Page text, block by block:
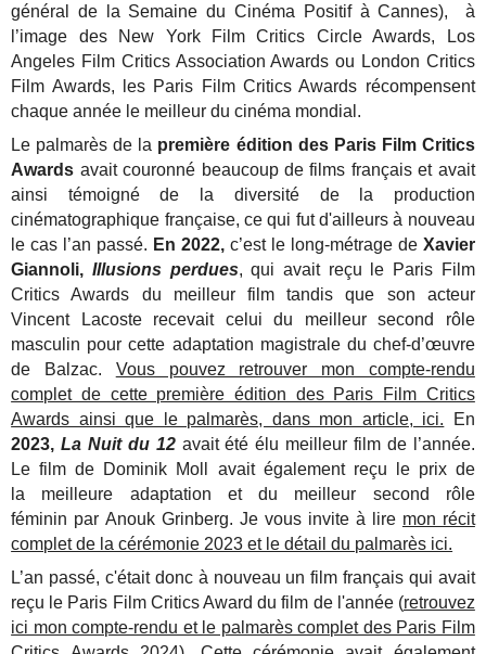
général de la Semaine du Cinéma Positif à Cannes), à
l’image des New York Film Critics Circle Awards, Los
Angeles Film Critics Association Awards ou London Critics
Film Awards, les Paris Film Critics Awards récompensent
chaque année le meilleur du cinéma mondial.
Le palmarès de la première édition des Paris Film Critics
Awards avait couronné beaucoup de films français et avait
ainsi témoigné de la diversité de la production
cinématographique française, ce qui fut d'ailleurs à nouveau
le cas l’an passé. En 2022, c’est le long-métrage de Xavier
Giannoli, Illusions perdues, qui avait reçu le Paris Film
Critics Awards du meilleur film tandis que son acteur
Vincent Lacoste recevait celui du meilleur second rôle
masculin pour cette adaptation magistrale du chef-d’œuvre
de Balzac. Vous pouvez retrouver mon compte-rendu
complet de cette première édition des Paris Film Critics
Awards ainsi que le palmarès, dans mon article, ici. En
2023,La Nuit du 12avait été élu meilleur film de l’année.
Le film de Dominik Moll avait également reçu le prix de
la meilleure adaptation et du meilleur second rôle
féminin par Anouk Grinberg. Je vous invite à lire mon récit
complet de la cérémonie 2023 et le détail du palmarès ici.
L’an passé, c'était donc à nouveau un film français qui avait
reçu le Paris Film Critics Award du film de l'année (retrouvez
ici mon compte-rendu et le palmarès complet des Paris Film